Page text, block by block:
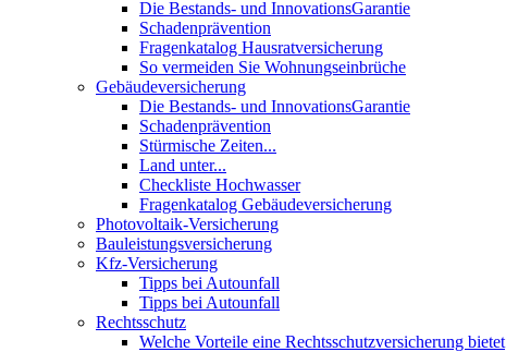
Die Bestands- und InnovationsGarantie
Schadenprävention
Fragenkatalog Hausratversicherung
So vermeiden Sie Wohnungseinbrüche
Gebäudeversicherung
Die Bestands- und InnovationsGarantie
Schadenprävention
Stürmische Zeiten...
Land unter...
Checkliste Hochwasser
Fragenkatalog Gebäudeversicherung
Photovoltaik-Versicherung
Bauleistungsversicherung
Kfz-Versicherung
Tipps bei Autounfall
Tipps bei Autounfall
Rechtsschutz
Welche Vorteile eine Rechtsschutzversicherung bietet